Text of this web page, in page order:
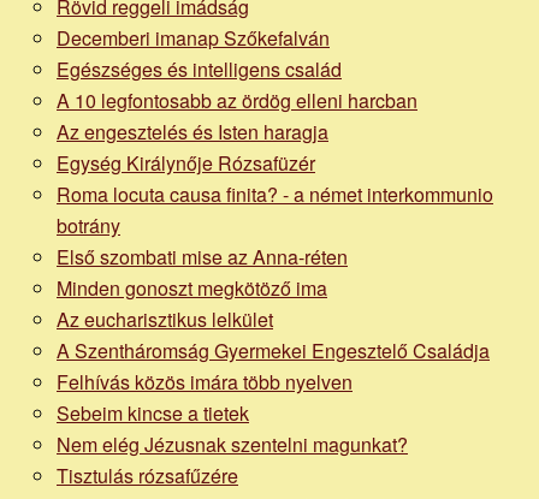
Rövid reggeli imádság
Decemberi imanap Szőkefalván
Egészséges és intelligens család
A 10 legfontosabb az ördög elleni harcban
Az engesztelés és Isten haragja
Egység Királynője Rózsafüzér
Roma locuta causa finita? - a német interkommunio
botrány
Első szombati mise az Anna-réten
Minden gonoszt megkötöző ima
Az eucharisztikus lelkület
A Szentháromság Gyermekei Engesztelő Családja
Felhívás közös imára több nyelven
Sebeim kincse a tietek
Nem elég Jézusnak szentelni magunkat?
Tisztulás rózsafűzére